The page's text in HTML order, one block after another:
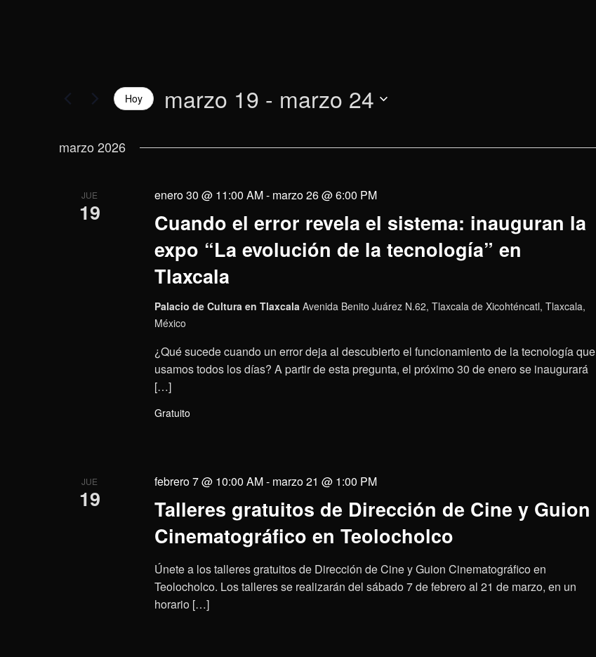
Hoy marzo 19 - marzo 24
fecha.
marzo 2026
JUE
19
Cuando el error revela el sistema: inauguran la
expo “La evolución de la tecnología” en
Tlaxcala
enero 30 @ 11:00 AM- marzo 26 @ 6:00 PM
Palacio de Cultura en Tlaxcala Avenida Benito Juárez N.62, Tlaxcala de Xicohténcatl, Tlaxcala,
México
¿Qué sucede cuando un error deja al descubierto el funcionamiento de la tecnología que
usamos todos los días? A partir de esta pregunta, el próximo 30 de enero se inaugurará
[…]
Gratuito
JUE
19
Talleres gratuitos de Dirección de Cine y Guion
Cinematográfico en Teolocholco
febrero 7 @ 10:00 AM- marzo 21 @ 1:00 PM
Únete a los talleres gratuitos de Dirección de Cine y Guion Cinematográfico en
Teolocholco. Los talleres se realizarán del sábado 7 de febrero al 21 de marzo, en un
horario […]